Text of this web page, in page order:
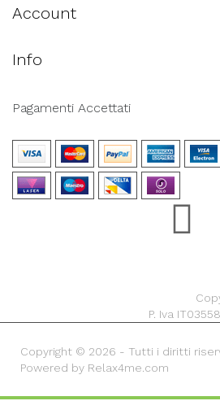
Account
Info
Pagamenti Accettati
P. Iva
Copyright © 2026 - Tutti i diritti
Powered by Relax4me.com